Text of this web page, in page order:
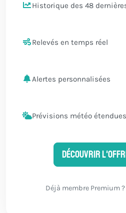
Historique des 48
Relevés en temps réel
Alertes personnalisées
Prévisions météo étendues
Découvrir
Déjà membre Premium ?